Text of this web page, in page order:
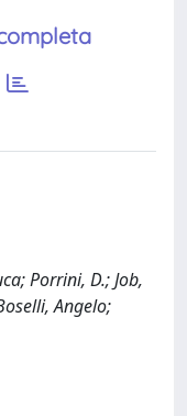
Porrini, D.; Job,
Angelo;